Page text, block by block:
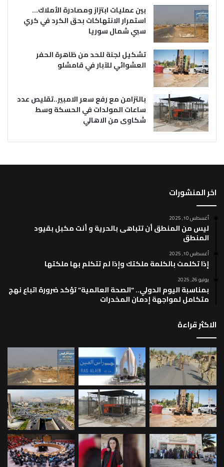
بين عمليات ابتزاز ومصادرة الأملاك…
استمرار الانتهاكات بحق الكرد في كري
سبي شمال سوريا
تشكيل لجنة للحد من ظاهرة الحفر
العشوائي للآبار في قامشلو
بالتزامن مع رفع سعر الامبير..تقليص عدد
ساعات المولدات في الحسكة وسط
شكاوى من الاهالي
اخر المنشورات
أغسطس 10, 2025
ليس من المنطق أن تتباهى بالحرية و أنت مكبل بقيود
المنطق
أغسطس 10, 2025
إذا تكلمت بالكلمة ملكتك وإذا لم تتكلم بها ملكتها
يونيو 26, 2025
بمناسبة اليوم الدولي.. “الصحة العالمية” تؤكد ضرورة اتباع نهج
متكامل لمواجهة إدمان المخدرات
الاكثر قراءة